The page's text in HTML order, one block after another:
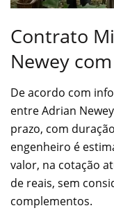
Contrato
Newey
De acordo com
entre Adrian
prazo, com
engenheiro é
valor, na cotação
de reais, sem
complementos.